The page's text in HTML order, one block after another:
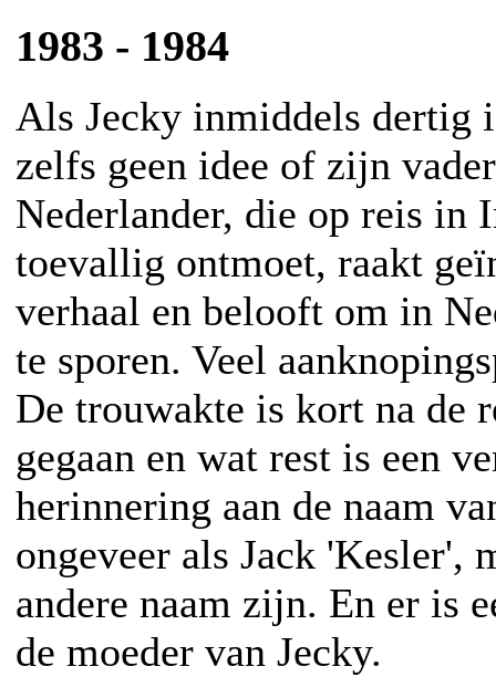
1983 - 1984
Als Jecky inmiddels dertig
zelfs geen idee of zijn
Nederlander, die op reis in
toevallig ontmoet, raakt
verhaal en belooft om in
te sporen. Veel
De trouwakte is kort na de
gegaan en wat rest is een
herinnering aan de naam
ongeveer als Jack 'Kesler',
andere naam zijn. En er is
de moeder van Jecky.